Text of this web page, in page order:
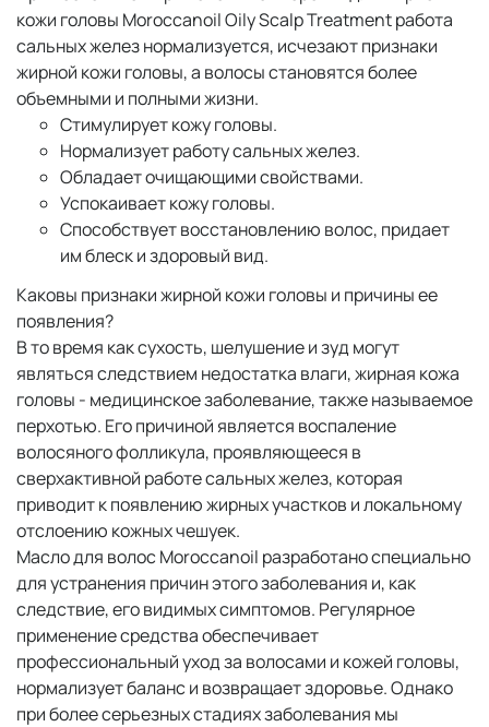
кожи головы Moroccanoil Oily Scalp Treatment работа
сальных желез нормализуется, исчезают признаки
жирной кожи головы, а волосы становятся более
объемными и полными жизни.
Стимулирует кожу головы.
Нормализует работу сальных желез.
Обладает очищающими свойствами.
Успокаивает кожу головы.
Способствует восстановлению волос, придает
им блеск и здоровый вид.
Каковы признаки жирной кожи головы и причины ее
появления?
В то время как сухость, шелушение и зуд могут
являться следствием недостатка влаги, жирная кожа
головы - медицинское заболевание, также называемое
перхотью. Его причиной является воспаление
волосяного фолликула, проявляющееся в
сверхактивной работе сальных желез, которая
приводит к появлению жирных участков и локальному
отслоению кожных чешуек.
Масло для волос Moroccanoil разработано специально
для устранения причин этого заболевания и, как
следствие, его видимых симптомов. Регулярное
применение средства обеспечивает
профессиональный уход за волосами и кожей головы,
нормализует баланс и возвращает здоровье. Однако
при более серьезных стадиях заболевания мы